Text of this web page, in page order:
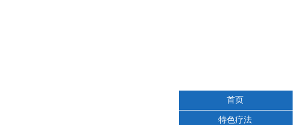
首页
特色疗法